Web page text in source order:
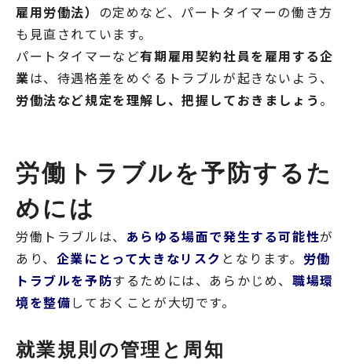
雇用労働法） の定めなど、パートタイマーの働き方
も見直されています。
パートタイマーなど有期雇用契約社員を雇用する企
業は、待遇格差をめぐるトラブルが起きないよう、
労働法など規定を理解し、把握しておきましょう 。
労働トラブルを予防するた
めには
労働トラブルは、 あらゆる場面で発生する可能性が
あり、 企業にとって大きなリスク となります。 労働
トラブルを予防するためには、あらかじめ、職場環
境を整備しておくことが大切です。
就業規則の管理と周知